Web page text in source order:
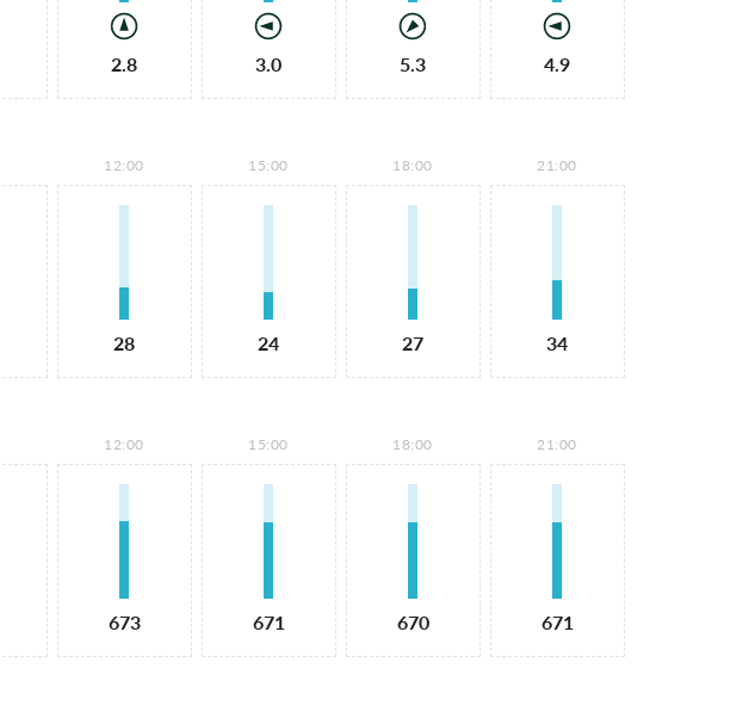
2.8 3.0 5.3 4.9
12:00
28
15:00
24
18:00
27
21:00
34
12:00
673
15:00
671
18:00
670
21:00
671